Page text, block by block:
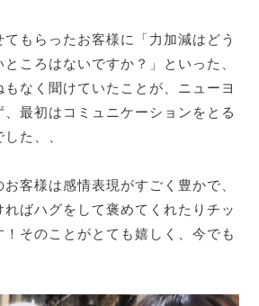
もらったお客様に「力加減はどう
ころはないですか？」といった、
なく聞けていたことが、ニューヨ
最初はコミュニケーションをとる
た、、
客様は感情表現がすごく豊かで、
ばハグをして褒めてくれたりチッ
そのことがとても嬉しく、今でも